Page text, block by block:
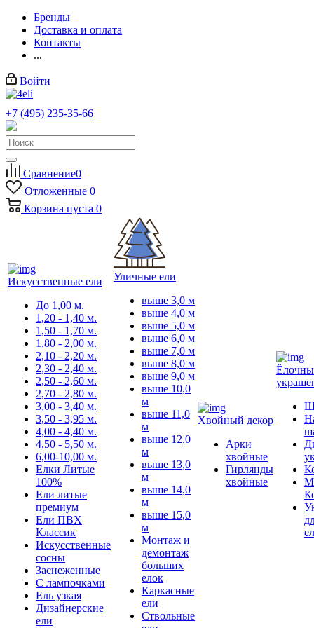
Бренды
Доставка и оплата
Контакты
...
Войти
+7 (495) 235-35-66
Заказать звонок
Сравнение0
Отложенные 0
Корзина пуста 0
Искусственные ели
До 1,00 м.
1,20 - 1,40 м.
1,50 - 1,70 м.
1,80 - 2,00 м.
2,10 - 2,20 м.
2,30 - 2,40 м.
2,50 - 2,60 м.
2,70 - 2,80 м.
3,00 - 3,40 м.
3,50 - 3,95 м.
4,00 - 4,40 м.
4,50 - 5,50 м.
6,00-10,00 м.
Елки Литые
100%
Ели литые
премиум
Ели ПВХ
Классик
Искусственные
сосны
Заснеженные
С лампочками
Ель узкая
Дизайнерские
ели
Уличные ели
выше 3,0 м
выше 4,0 м
выше 5,0 м
выше 6,0 м
выше 7,0 м
выше 8,0 м
выше 9,0 м
выше 10,0
м
выше 11,0
м
выше 12,0
м
выше 13,0
м
выше 14,0
м
выше 15,0
м
Монтаж и
демонтаж
больших
елок
Каркасные
ели
Ствольные
Хвойный декор
Арки
хвойные
Гирлянды
хвойные